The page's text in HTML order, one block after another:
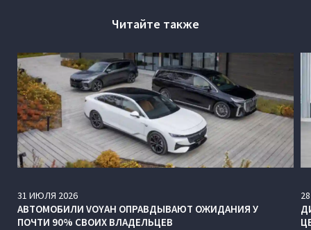
Читайте также
31 ИЮЛЯ 2026
АВТОМОБИЛИ VOYAH ОПРАВДЫВАЮТ ОЖИДАНИЯ У
ПОЧТИ 90% СВОИХ ВЛАДЕЛЬЦЕВ
28